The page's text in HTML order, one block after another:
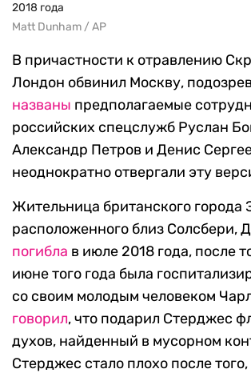
2018 года
Matt Dunham / AP
В причастности к отравлению
Лондон обвинил Москву,
названы предполагаемые
российских спецслужб Руслан
Александр Петров и Денис
неоднократно отвергали эту
Жительница британского города
расположенного близ Солсбери,
погибла в июле 2018 года, после
июне того года была
со своим молодым человеком
говорил, что подарил Стерджес
духов, найденный в мусорном
Стерджес стало плохо после того,